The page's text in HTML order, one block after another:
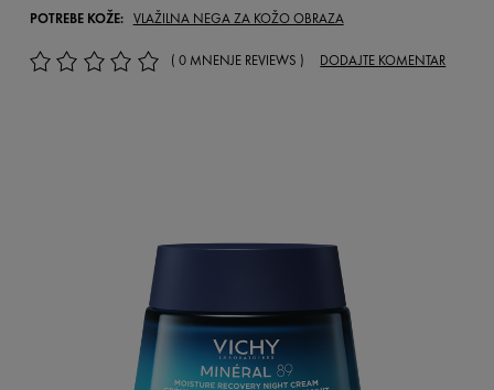
POTREBE KOŽE: VLAŽILNA NEGA ZA KOŽO OBRAZA
( 0 MNENJE REVIEWS ) DODAJTE KOMENTAR